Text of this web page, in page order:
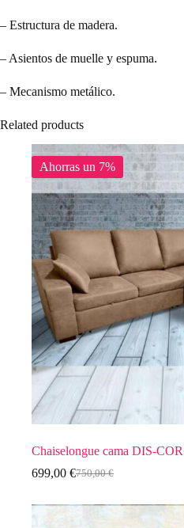
– Estructura de madera.
– Asientos de muelle y espuma.
– Mecanismo metálico.
Related products
Ahorras un 7%
Chaiselongue cama DIS-
750,00€
699,00 €